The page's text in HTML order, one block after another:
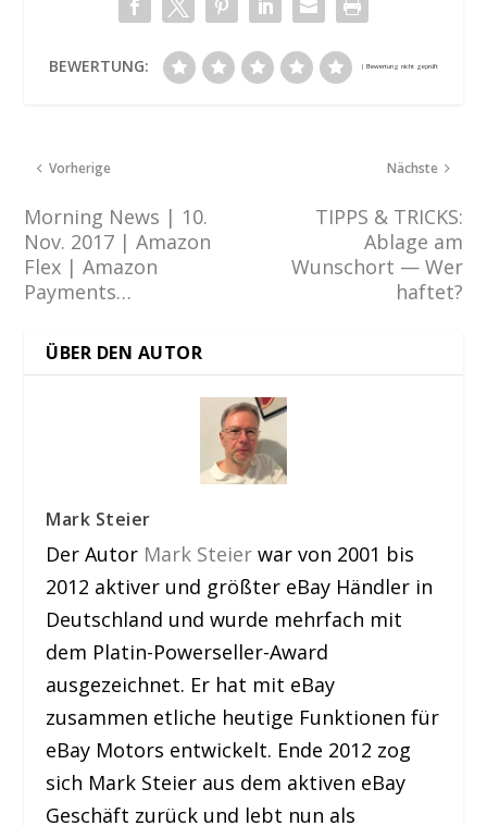
BEWERTUNG:
Vorherige
Morning News | 10.
Nov. 2017 | Amazon
Flex | Amazon
Payments…
Nächste
TIPPS & TRICKS:
Ablage am
Wunschort — Wer
haftet?
ÜBER DEN AUTOR
Mark Steier
Der Autor Mark Steier war von 2001 bis
2012 aktiver und größter eBay Händler in
Deutschland und wurde mehrfach mit
dem Platin-Powerseller-Award
ausgezeichnet. Er hat mit eBay
zusammen etliche heutige Funktionen für
eBay Motors entwickelt. Ende 2012 zog
sich Mark Steier aus dem aktiven eBay
Geschäft zurück und lebt nun als